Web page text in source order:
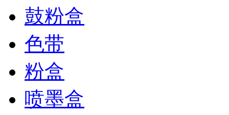
鼓粉盒
色带
粉盒
喷墨盒